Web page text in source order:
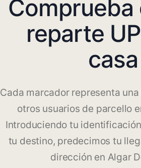
Comprueba
reparte
casa
Cada marcador representa
otros usuarios de parcello
Introduciendo tu
tu destino, predecimos tu
dirección en Algar